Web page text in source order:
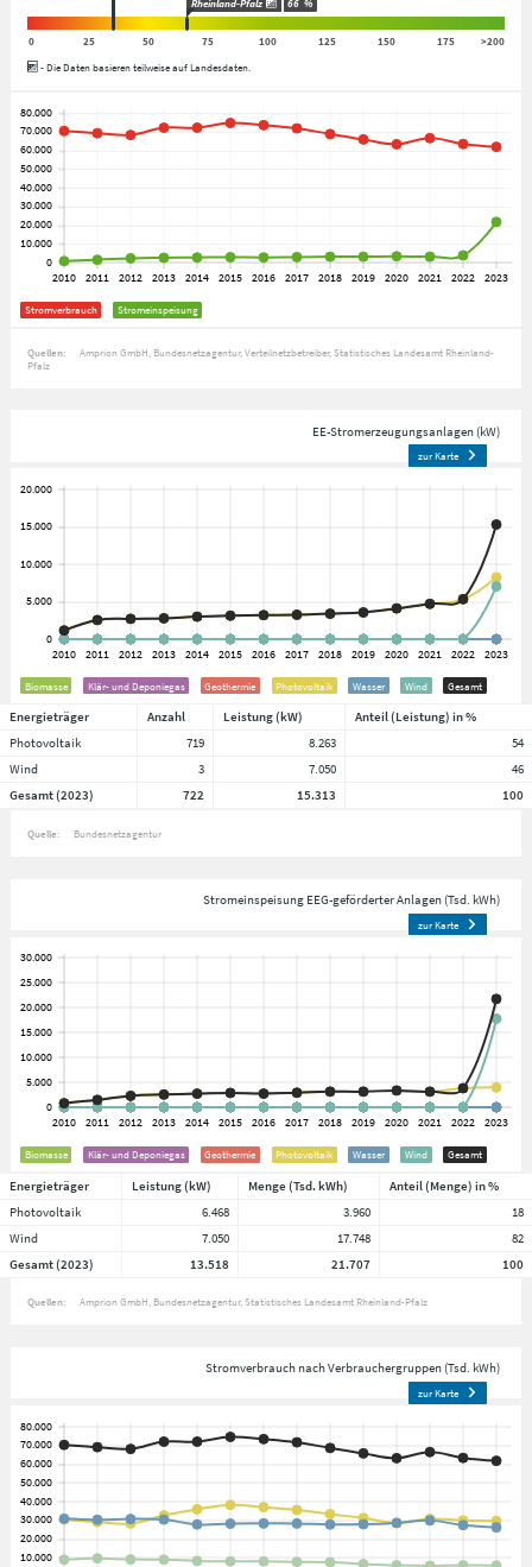
Rheinland-Pfalz 66 %
0 25 50 75 100 125 150 175
>200
- Die Daten basieren teilweise auf Landesdaten.
Stromverbrauch Stromeinspeisung
Quellen: Amprion GmbH Bundesnetzagentur Verteilnetzbetreiber Statistisches Landesamt Rheinland-
Pfalz
EE-Stromerzeugungsanlagen (kW)
zur Karte
Biomasse Klär- und Deponiegas Geothermie Photovoltaik Wasser Wind Gesamt
Energieträger Anzahl Leistung (kW)
Anteil (Leistung) in %
Photovoltaik
719 8.263
54
Wind
3 7.050
46
Gesamt (2023)
722 15.313 100
Quelle: Bundesnetzagentur
Stromeinspeisung EEG-geförderter Anlagen (Tsd. kWh)
zur Karte
Biomasse Klär- und Deponiegas Geothermie Photovoltaik Wasser Wind Gesamt
Energieträger Leistung (kW) Menge (Tsd. kWh)
Anteil (Menge) in %
Photovoltaik
6.468 3.960
18
Wind
7.050 17.748
82
Gesamt (2023)
13.518 21.707 100
Quellen: Amprion GmbH Bundesnetzagentur Statistisches Landesamt Rheinland-Pfalz
Stromverbrauch nach Verbrauchergruppen (Tsd. kWh)
zur Karte